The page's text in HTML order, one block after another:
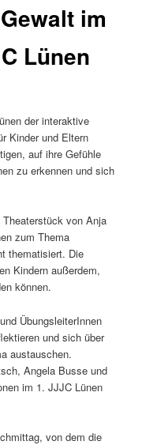
im
Lünen
der interaktive
Kinder und Eltern
auf ihre Gefühle
zu erkennen und sich
von Anja
zum Thema
thematisiert. Die
Kindern außerdem,
können.
ÜbungsleiterInnen
und sich über
austauschen.
Angela Busse und
im 1. JJJC Lünen
von dem die